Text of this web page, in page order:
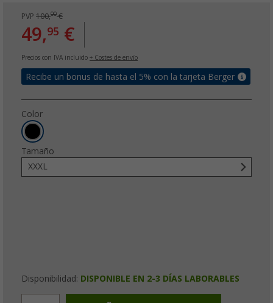
PVP 100,00€
49,95 €
Precios con IVA incluido + Costes de envío
Recibe un bonus de hasta el 5% con la tarjeta Berger
Color
Tamaño
XXXL
Disponibilidad: DISPONIBLE EN 2-3 DÍAS LABORABLES